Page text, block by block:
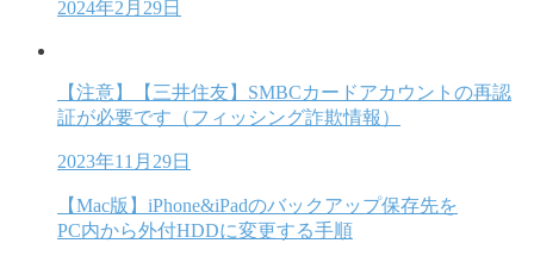
2024年2月29日
【注意】【三井住友】SMBCカードアカウントの再認
証が必要です（フィッシング詐欺情報）
2023年11月29日
【Mac版】iPhone&iPadのバックアップ保存先を
PC内から外付HDDに変更する手順